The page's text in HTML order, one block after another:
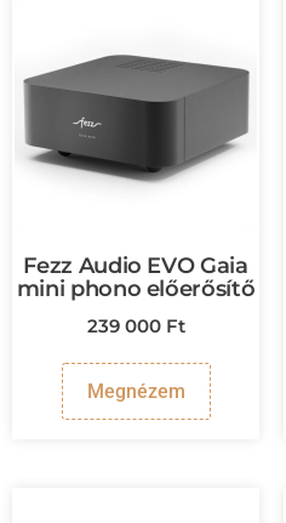
Fezz Audio EVO Gaia
mini phono előerősítő
239 000 Ft
Megnézem